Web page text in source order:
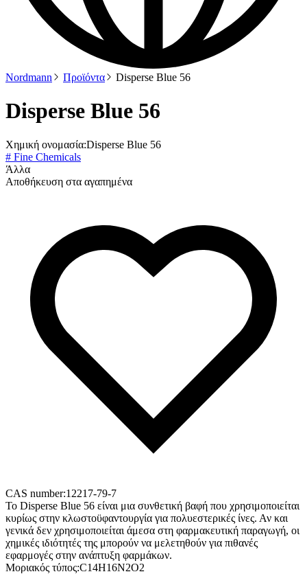
Nordmann Προϊόντα Disperse Blue 56
Disperse Blue 56
Χημική ονομασία:Disperse Blue 56
# Fine Chemicals
Άλλα
Αποθήκευση στα αγαπημένα
CAS number:12217-79-7
Το Disperse Blue 56 είναι μια συνθετική βαφή που χρησιμοποιείται
κυρίως στην κλωστοϋφαντουργία για πολυεστερικές ίνες. Αν και
γενικά δεν χρησιμοποιείται άμεσα στη φαρμακευτική παραγωγή, οι
χημικές ιδιότητές της μπορούν να μελετηθούν για πιθανές
εφαρμογές στην ανάπτυξη φαρμάκων.
Μοριακός τύπος:C14H16N2O2